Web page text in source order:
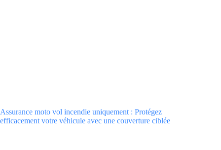
Assurance moto vol incendie uniquement : Protégez
efficacement votre véhicule avec une couverture ciblée